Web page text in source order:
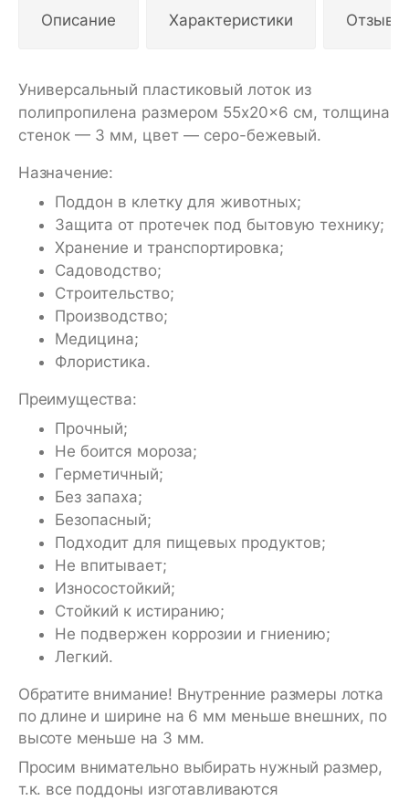
Описание Характеристики
Универсальный пластиковый лоток из
полипропилена размером 55x20x6 см, толщина
стенок — 3 мм, цвет — серо-бежевый.
Назначение:
Поддон в клетку для животных;
Защита от протечек под бытовую технику;
Хранение и транспортировка;
Садоводство;
Строительство;
Производство;
Медицина;
Флористика.
Преимущества:
Прочный;
Не боится мороза;
Герметичный;
Без запаха;
Безопасный;
Подходит для пищевых продуктов;
Не впитывает;
Износостойкий;
Стойкий к истиранию;
Не подвержен коррозии и гниению;
Легкий.
Обратите внимание! Внутренние размеры лотка
по длине и ширине на 6 мм меньше внешних, по
высоте меньше на 3 мм.
Просим внимательно выбирать нужный размер,
т.к. все поддоны изготавливаются